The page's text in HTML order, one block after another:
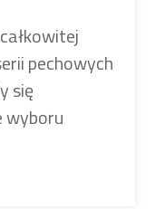
pechowych
się
wyboru